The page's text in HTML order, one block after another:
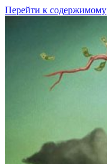
Перейти к содержимому